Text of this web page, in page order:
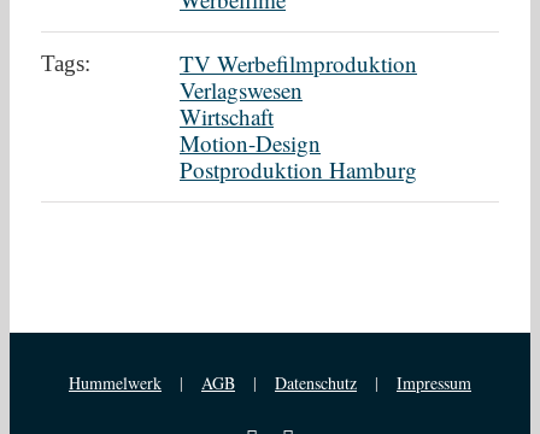
Tags:
TV Werbefilmproduktion
Verlagswesen
Wirtschaft
Motion-Design
Postproduktion Hamburg
Hummelwerk | AGB | Datenschutz | Impressum